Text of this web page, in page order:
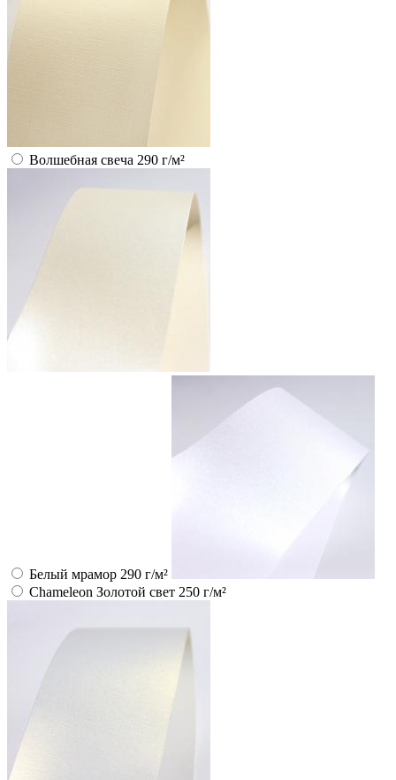
Волшебная свеча 290 г/м²
Белый мрамор 290 г/м²
Chameleon Золотой свет 250 г/м²